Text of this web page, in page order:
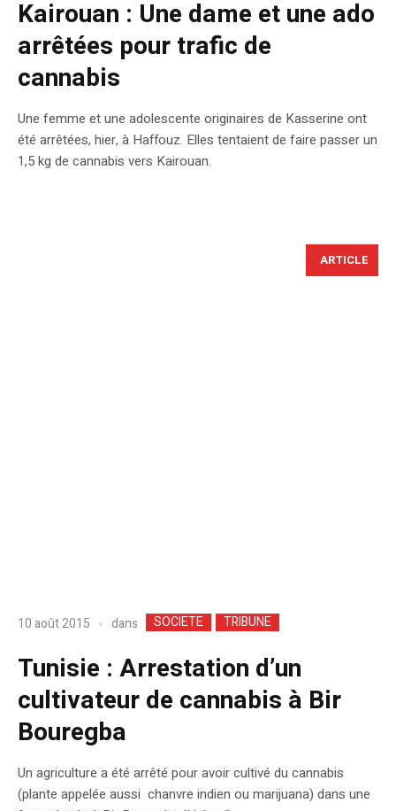
Kairouan : Une dame et une ado
arrêtées pour trafic de
cannabis
Une femme et une adolescente originaires de Kasserine ont
été arrêtées, hier, à Haffouz. Elles tentaient de faire passer un
1,5 kg de cannabis vers Kairouan.
ARTICLE
10 août 2015 dans SOCIETE TRIBUNE
Tunisie : Arrestation d’un
cultivateur de cannabis à Bir
Bouregba
Un agriculture a été arrêté pour avoir cultivé du cannabis
(plante appelée aussi chanvre indien ou marijuana) dans une